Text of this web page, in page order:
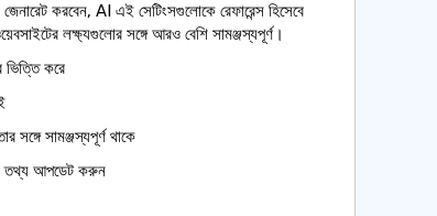
করবেন, AI এই সেটিংসগুলোকে রেফারেন্স হিসেবে
লক্ষ্যগুলোর সঙ্গে আরও বেশি সামঞ্জস্যপূর্ণ।
ভিত্তি করে
সামঞ্জস্যপূর্ণ থাকে
তথ্য আপডেট করুন